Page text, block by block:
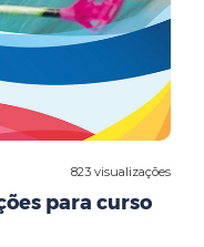
823 visualizações
para curso